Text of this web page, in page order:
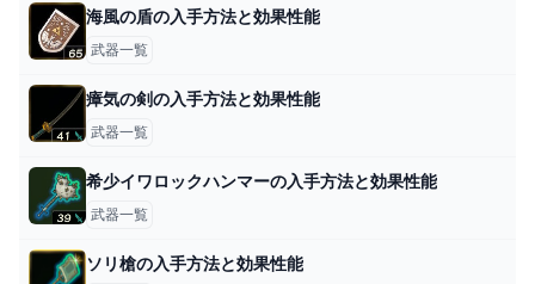
海風の盾の入手方法と効果性能
武器一覧
瘴気の剣の入手方法と効果性能
武器一覧
希少イワロックハンマーの入手方法と効果性能
武器一覧
ソリ槍の入手方法と効果性能